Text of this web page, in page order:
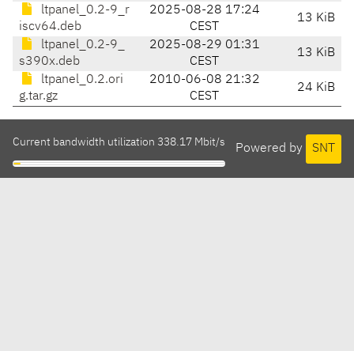
ltpanel_0.2-9_r
iscv64.deb
2025-08-28 17:24
CEST
13 KiB
ltpanel_0.2-9_
s390x.deb
2025-08-29 01:31
CEST
13 KiB
ltpanel_0.2.ori
g.tar.gz
2010-06-08 21:32
CEST
24 KiB
Powered by SNT
Current bandwidth utilization 338.17 Mbit/s